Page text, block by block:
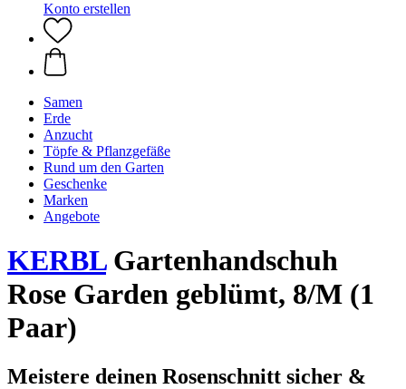
Konto erstellen
Samen
Erde
Anzucht
Töpfe & Pflanzgefäße
Rund um den Garten
Geschenke
Marken
Angebote
KERBLGartenhandschuh
Rose Garden geblümt, 8/M (1
Paar)
Meistere deinen Rosenschnitt sicher &